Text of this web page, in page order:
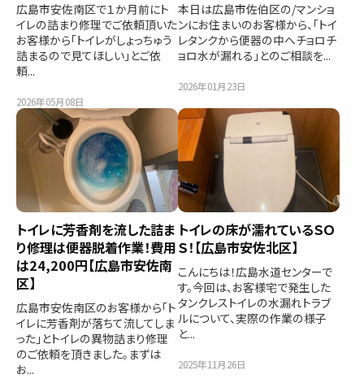
広島市安佐南区で１か月前にト
イレの詰まり修理でご依頼頂いた
お客様から「トイレがしょっちゅう
詰まるので見てほしい」とご依
頼...
2026年05月08日
本日は広島市佐伯区の/マンショ
ンにお住まいのお客様から、「トイ
レタンクから便器の中へチョロチ
ョロ水が漏れる」とのご相談を...
2026年01月23日
トイレに芳香剤を流した詰ま
り修理は便器脱着作業！費用
は24,200円【広島市安佐南
区】
広島市安佐南区のお客様から「ト
イレに芳香剤が落ちて流してしま
った」とトイレの異物詰まり修理
のご依頼を頂きました。まずは
お...
トイレの床が濡れているＳＯ
Ｓ！【広島市安佐北区】
こんにちは！広島水道センターで
す。今回は、お客様宅で発生した
タンクレストイレの水漏れトラブ
ルについて、実際の作業の様子
と...
2025年11月26日